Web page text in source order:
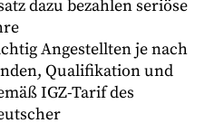
dazu bezahlen seriöse
Angestellten je nach
Qualifikation und
IGZ-Tarif des